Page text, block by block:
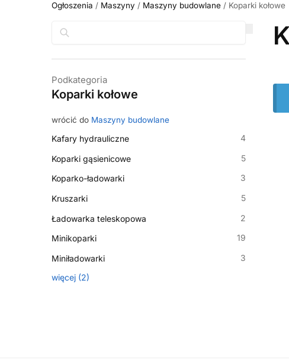
Ogłoszenia / Maszyny / Maszyny budowlane / Koparki kołowe
Podkategoria
Koparki kołowe
wrócić do Maszyny budowlane
Kafary hydrauliczne 4
Koparki gąsienicowe 5
Koparko-ładowarki 3
Kruszarki 5
Ładowarka teleskopowa 2
Minikoparki 19
Miniładowarki
3
więcej (2)